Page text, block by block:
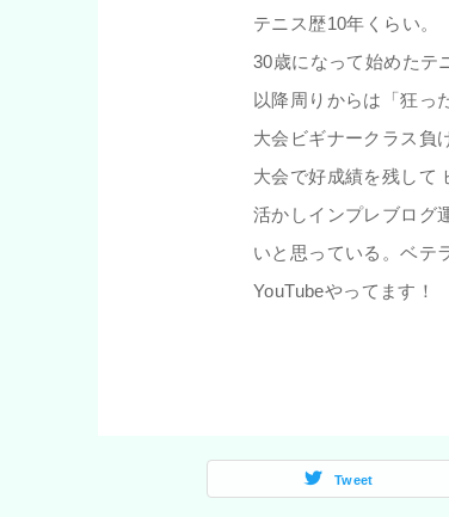
テニス歴10年くらい。
30歳になって始めたテ
以降周りからは「狂っ
大会ビギナークラス負
大会で好成績を残し
活かしインプレブログ
いと思っている。ベテ
YouTubeやってます！
Tweet